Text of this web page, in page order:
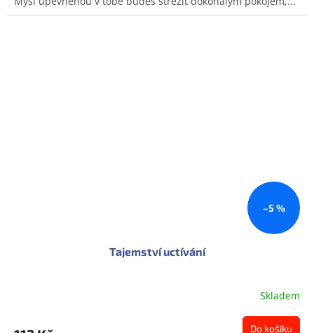
–5 %
Tajemství uctívání
Skladem
Do košíku